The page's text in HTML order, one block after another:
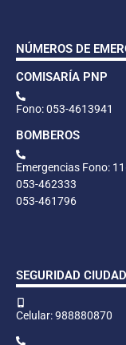
NÚMEROS DE
COMISARÍA PNP
Fono: 053-4613941
BOMBEROS
Emergencias Fono:
053-462333
053-461796
SEGURIDAD
Celular: 988880870